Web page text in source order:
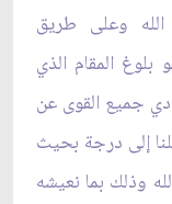
وعلى طريق
بلوغ المقام الذي
جميع القوى عن
إلى درجة بحيث
وذلك بما نعيشه